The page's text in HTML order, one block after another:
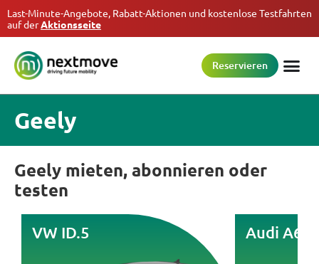
Last-Minute-Angebote, Rabatt-Aktionen und kostenlose Testfahrten
auf derAktionsseite
Reservieren
Geely
Geely mieten, abonnieren oder
testen
VW ID.5 Audi A6